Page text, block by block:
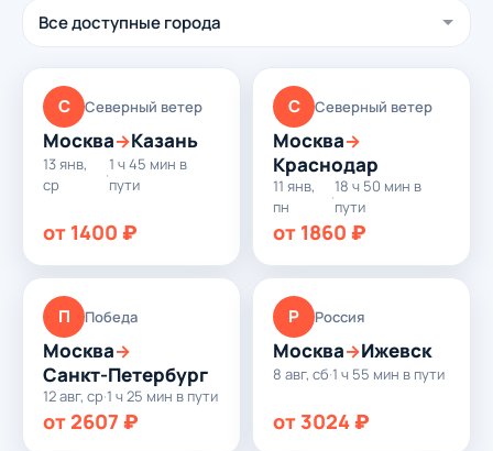
С Северный ветер
Москва→Казань
13 янв,
ср
·
1 ч 45 мин в
пути
от 1400 ₽
С Северный ветер
Москва→
Краснодар
11 янв,
пн
·
18 ч 50 мин в
пути
от 1860 ₽
П Победа
Москва→
Санкт-Петербург
12 авг, ср·1 ч 25 мин в пути
от 2607 ₽
Р Россия
Москва→Ижевск
8 авг, сб·1 ч 55 мин в пути
от 3024 ₽